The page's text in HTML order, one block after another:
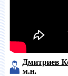
Дмитриев
м.н.